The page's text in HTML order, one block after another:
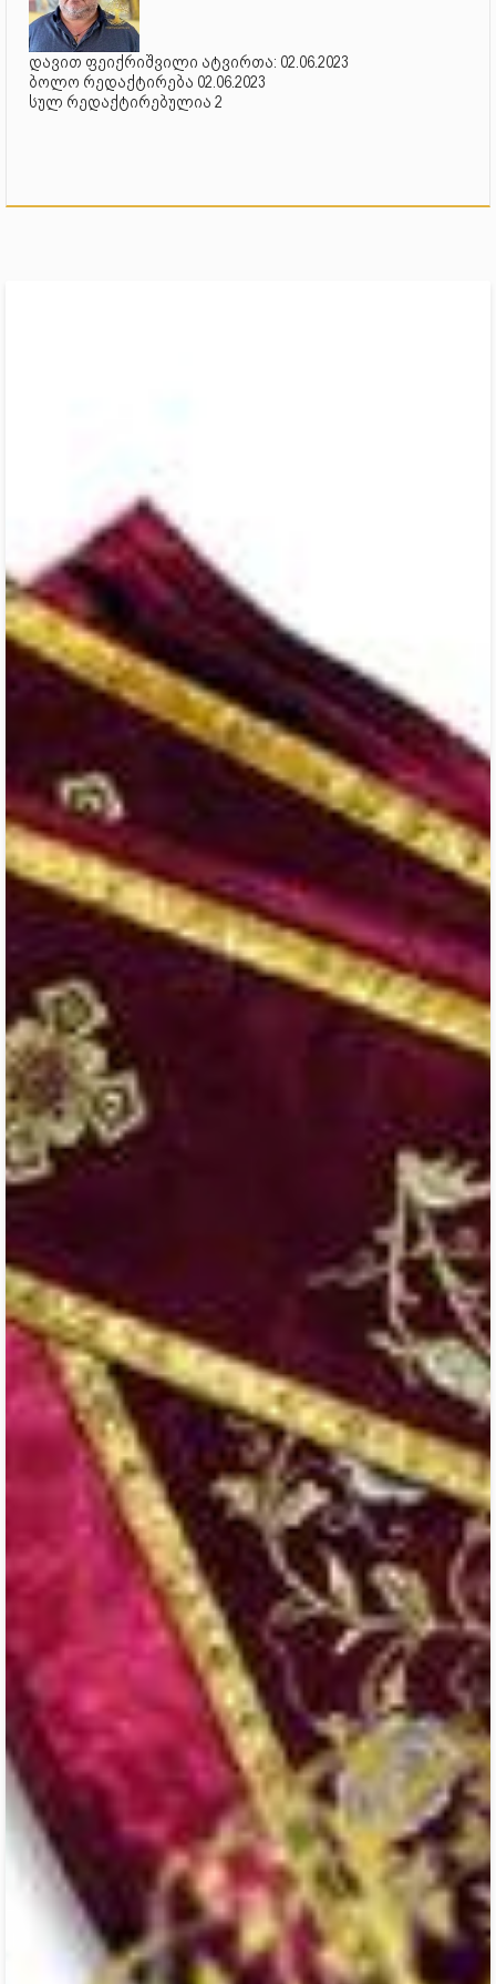
დავით ფეიქრიშვილი ატვირთა: 02.06.2023
ბოლო რედაქტირება 02.06.2023
სულ რედაქტირებულია 2